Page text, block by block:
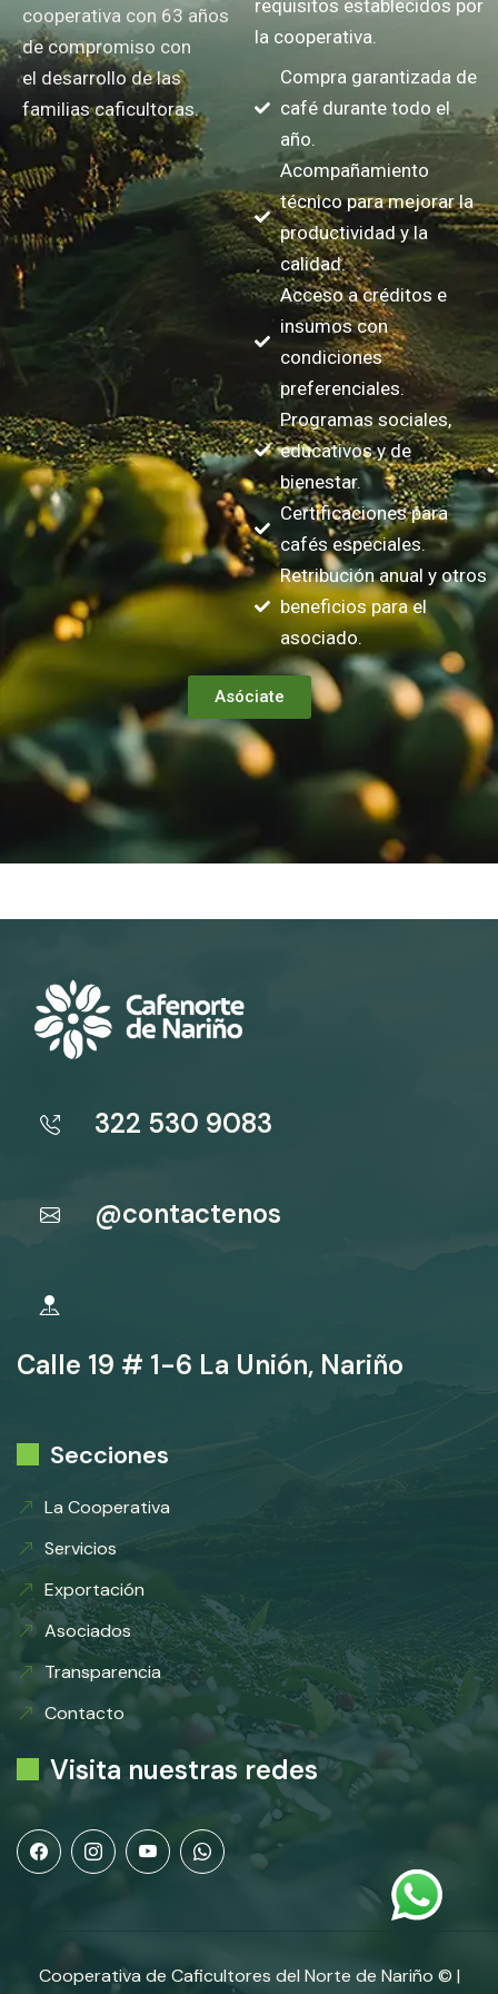
cooperativa con 63 años
de compromiso con
el desarrollo de las
familias caficultoras.
requisitos establecidos por
la cooperativa.
Compra garantizada de
café durante todo el
año.
Acompañamiento
técnico para mejorar la
productividad y la
calidad.
Acceso a créditos e
insumos con
condiciones
preferenciales.
Programas sociales,
educativos y de
bienestar.
Certificaciones para
cafés especiales.
Retribución anual y otros
beneficios para el
asociado.
Asóciate
322 530 9083
@contactenos
Calle 19 # 1-6 La Unión, Nariño
Secciones
La Cooperativa
Servicios
Exportación
Asociados
Transparencia
Contacto
Visita nuestras redes
Cooperativa de Caficultores del Norte de Nariño © |